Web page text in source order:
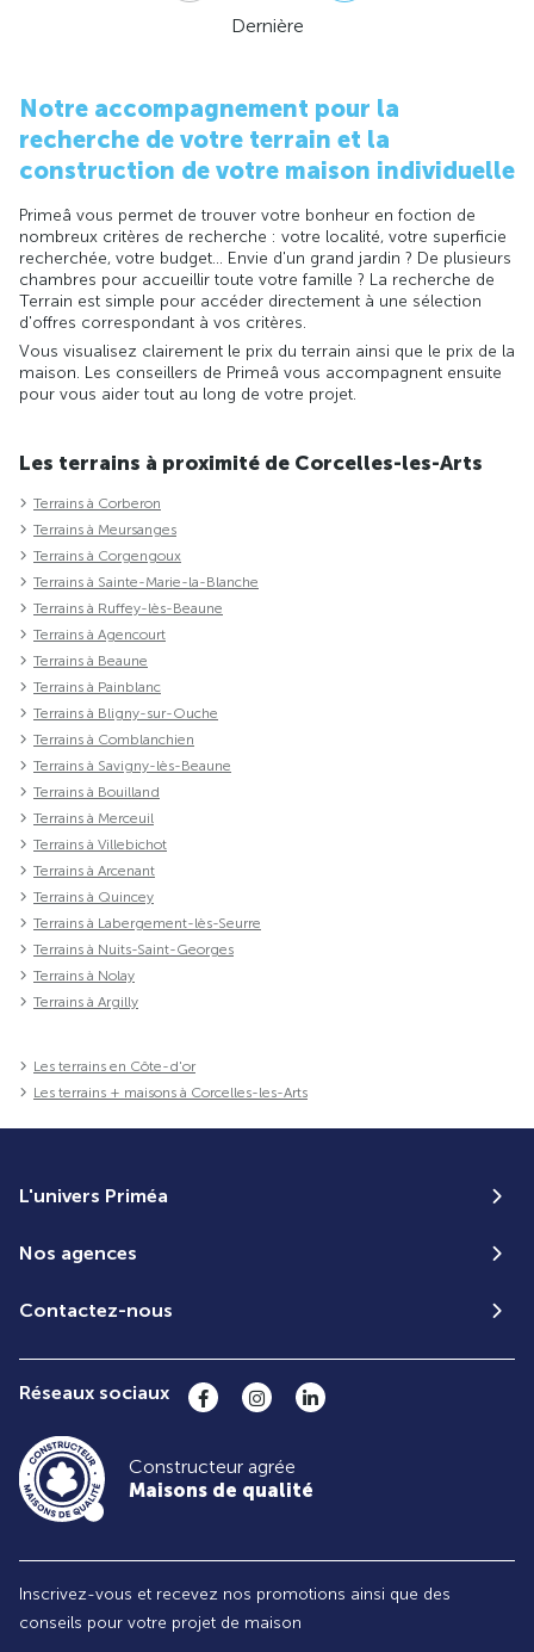
Dernière
Notre accompagnement pour la
recherche de votre terrain et la
construction de votre maison individuelle
Primeâ vous permet de trouver votre bonheur en foction de
nombreux critères de recherche : votre localité, votre superficie
recherchée, votre budget... Envie d'un grand jardin ? De plusieurs
chambres pour accueillir toute votre famille ? La recherche de
Terrain est simple pour accéder directement à une sélection
d'offres correspondant à vos critères.
Vous visualisez clairement le prix du terrain ainsi que le prix de la
maison. Les conseillers de Primeâ vous accompagnent ensuite
pour vous aider tout au long de votre projet.
Les terrains à proximité de Corcelles-les-Arts
Terrains à Corberon
Terrains à Meursanges
Terrains à Corgengoux
Terrains à Sainte-Marie-la-Blanche
Terrains à Ruffey-lès-Beaune
Terrains à Agencourt
Terrains à Beaune
Terrains à Painblanc
Terrains à Bligny-sur-Ouche
Terrains à Comblanchien
Terrains à Savigny-lès-Beaune
Terrains à Bouilland
Terrains à Merceuil
Terrains à Villebichot
Terrains à Arcenant
Terrains à Quincey
Terrains à Labergement-lès-Seurre
Terrains à Nuits-Saint-Georges
Terrains à Nolay
Terrains à Argilly
Les terrains en Côte-d'or
Les terrains + maisons à Corcelles-les-Arts
L'univers Priméa
Nos agences
Contactez-nous
Réseaux sociaux
Constructeur agrée
Maisons de qualité
Inscrivez-vous et recevez nos promotions ainsi que des
conseils pour votre projet de maison